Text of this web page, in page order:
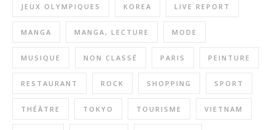
JEUX OLYMPIQUES KOREA LIVE REPORT
MANGA MANGA, LECTURE MODE
MUSIQUE NON CLASSÉ PARIS PEINTURE
RESTAURANT ROCK SHOPPING SPORT
THÉÂTRE TOKYO TOURISME VIETNAM